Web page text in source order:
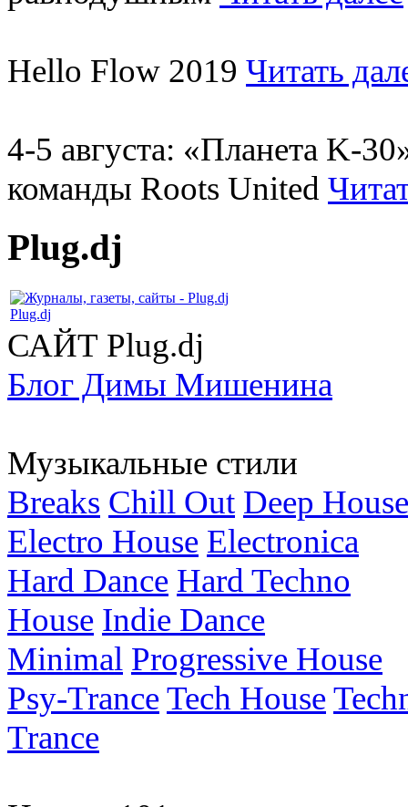
Hello Flow 2019 Читать
4-5 августа: «Планета K-
команды Roots United
Plug.dj
Plug.dj
САЙТ Plug.dj
Блог Димы Мишенина
Музыкальные стили
Breaks Chill Out Deep House
Electro House Electronica
Hard Dance Hard Techno
House Indie Dance
Minimal Progressive House
Psy-TranceTech House
Trance